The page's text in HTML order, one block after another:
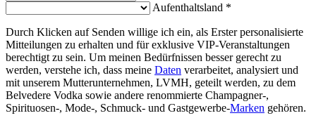
Aufenthaltsland *
Durch Klicken auf Senden willige ich ein, als Erster personalisierte
Mitteilungen zu erhalten und für exklusive VIP-Veranstaltungen
berechtigt zu sein. Um meinen Bedürfnissen besser gerecht zu
werden, verstehe ich, dass meine Daten verarbeitet, analysiert und
mit unserem Mutterunternehmen, LVMH, geteilt werden, zu dem
Belvedere Vodka sowie andere renommierte Champagner-,
Spirituosen-, Mode-, Schmuck- und Gastgewerbe-Marken gehören.